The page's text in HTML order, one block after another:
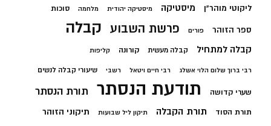
ליקוטי מוהר"ן מיסטיקה מיסטיקה יהודית מלחמה סוכות
ספר הזוהר פורים פרשת השבוע קבלה
קבלה למתחיל קבלה מעשית קורונה קליפות
רבי ברוך שלום הלוי אשלג רבי חיים ויטאל רשבי שיעורי קבלה לנשים
שערי קדושה תודעת הנסתר תורת הנסתר
תורת הסוד תורת הקבלה תיקון ליל שבועות תיקוני הזוהר